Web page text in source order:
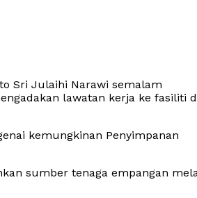
Sri Julaihi Narawi semalam
lawatan kerja ke fasiliti
kemungkinan Penyimpanan
sumber tenaga empangan